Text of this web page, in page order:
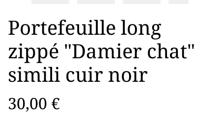
Portefeuille long
zippé "Damier chat"
simili cuir noir
30,00 €